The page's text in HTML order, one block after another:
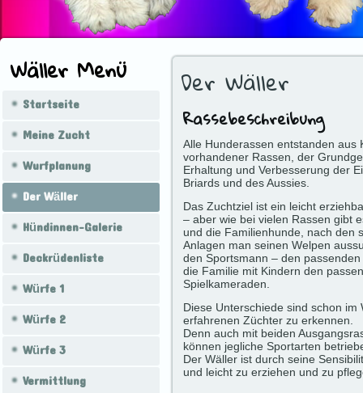
Wäller Menü
Startseite
Meine Zucht
Wurfplanung
Der Wäller
Hündinnen-Galerie
Deckrüdenliste
Würfe 1
Würfe 2
Würfe 3
Vermittlung
Der Wäller
Rassebeschreibung
Alle Hunderassen entstanden aus
vorhandener Rassen, der
Erhaltung und Verbesserung der
Briards und des Aussies.
Das Zuchtziel ist ein leicht
– aber wie bei vielen Rassen gibt
und die Familienhunde, nach den
Anlagen man seinen Welpen
den Sportsmann – den
die Familie mit Kindern den
Spielkameraden.
Diese Unterschiede sind schon im
erfahrenen Züchter zu erkennen.
Denn auch mit beiden
können jegliche Sportarten
Der Wäller ist durch seine
und leicht zu erziehen und zu